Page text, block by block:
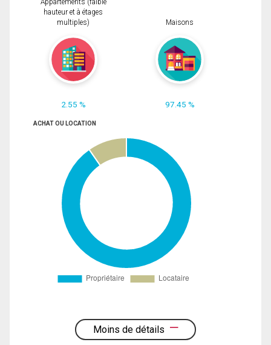
Appartements (faible
hauteur et à étages
multiples)
2.55 %
Maisons
97.45 %
ACHAT OU LOCATION
Moins de détails